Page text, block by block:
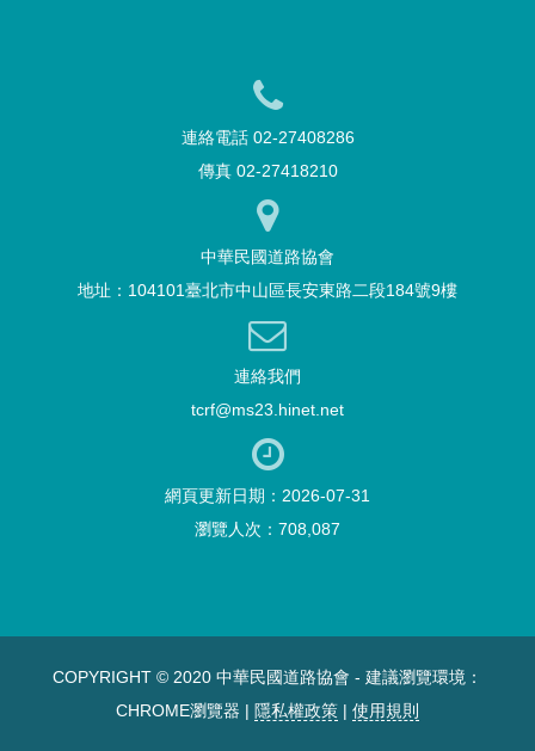
連絡電話 02-27408286
傳真 02-27418210
中華民國道路協會
地址：104101臺北市中山區長安東路二段184號9樓
連絡我們
tcrf@ms23.hinet.net
網頁更新日期：2026-07-31
瀏覽人次：708,087
COPYRIGHT © 2020 中華民國道路協會 - 建議瀏覽環境：
CHROME瀏覽器 | 隱私權政策 | 使用規則